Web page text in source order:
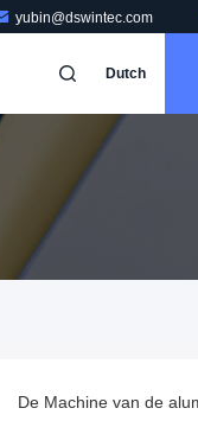
yubin@dswintec.com
Dutch
De Machine van de